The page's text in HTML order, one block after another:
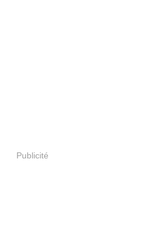
Publicité